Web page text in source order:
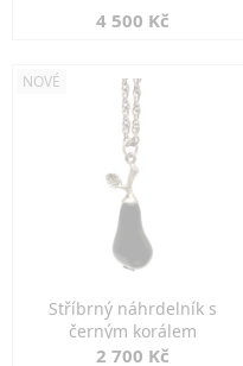
4 500 Kč
NOVÉ
Stříbrný náhrdelník s
černým korálem
2 700 Kč